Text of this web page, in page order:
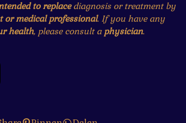
to replacediagnosis or treatment by
or medical professional. If you have any
health, please consult a physician.